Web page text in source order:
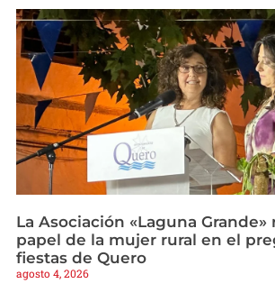
La Asociación «Laguna
papel de la mujer rural en el
fiestas de Quero
agosto 4, 2026